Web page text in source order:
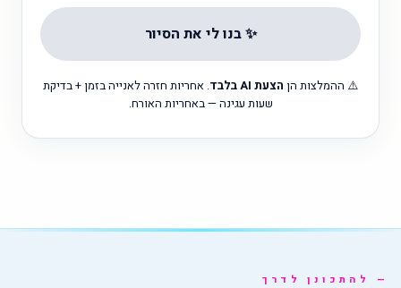
✨ בנו לי את הסיור
⚠️ ההמלצות הן הצעת AI בלבד
. אחריות חזרה לאנייה בזמן + בדיקת
שעות עגינה — באחריות האורח.
להתכונן לדרך